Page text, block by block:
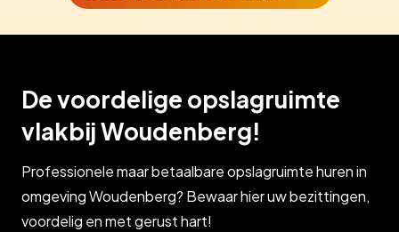
De voordelige opslagruimte
vlakbij Woudenberg!
Professionele maar betaalbare opslagruimte huren in
omgeving Woudenberg? Bewaar hier uw bezittingen,
voordelig en met gerust hart!